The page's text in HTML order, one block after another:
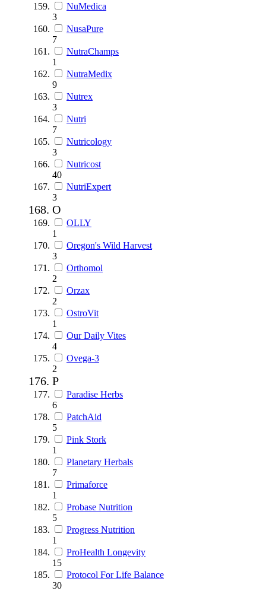
NuMedica
3
NusaPure
7
NutraChamps
1
NutraMedix
9
Nutrex
3
Nutri
7
Nutricology
3
Nutricost
40
NutriExpert
3
O
OLLY
1
Oregon's Wild Harvest
3
Orthomol
2
Orzax
2
OstroVit
1
Our Daily Vites
4
Ovega-3
2
P
Paradise Herbs
6
PatchAid
5
Pink Stork
1
Planetary Herbals
7
Primaforce
1
Probase Nutrition
5
Progress Nutrition
1
ProHealth Longevity
15
Protocol For Life Balance
30